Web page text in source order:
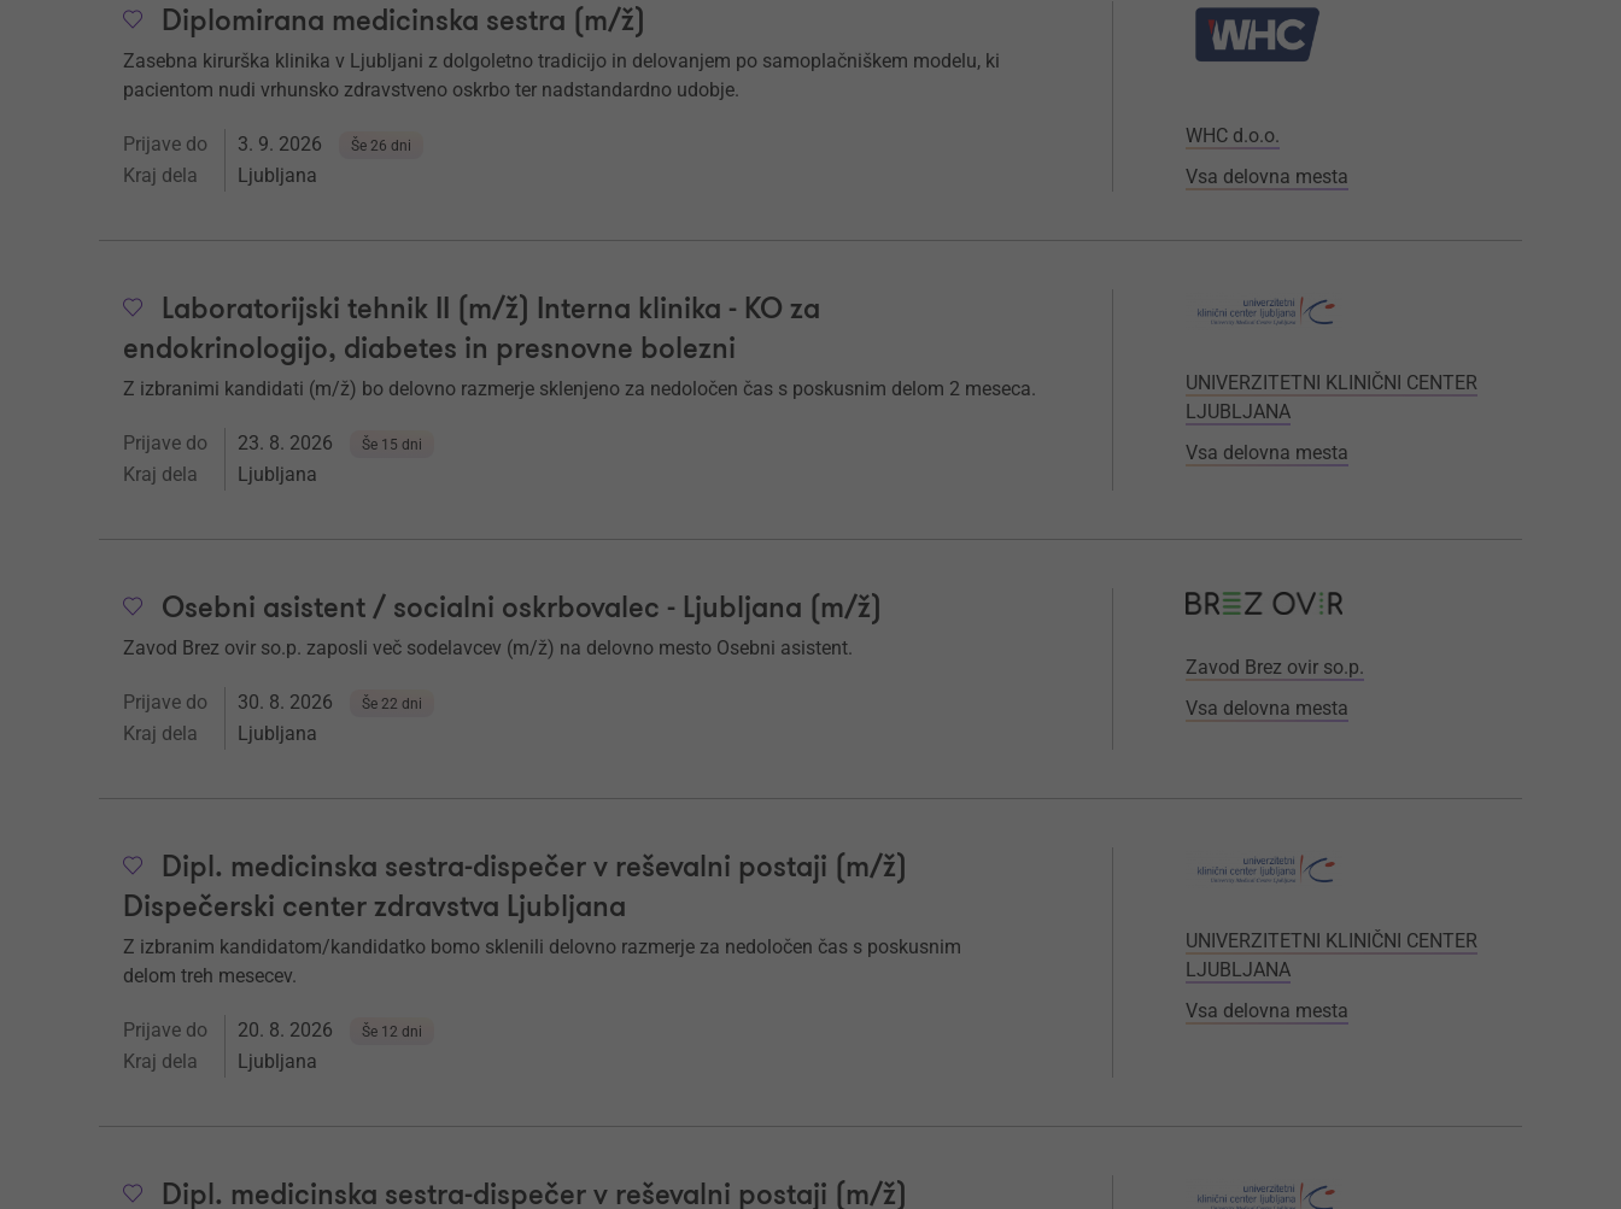
Diplomirana medicinska sestra (m/ž)
Zasebna kirurška klinika v Ljubljani z dolgoletno tradicijo in delovanjem po samoplačniškem modelu, ki
pacientom nudi vrhunsko zdravstveno oskrbo ter nadstandardno udobje.
Prijave do 3. 9. 2026 Še 26 dni
Kraj dela Ljubljana
WHC d.o.o.
Vsa delovna mesta
Laboratorijski tehnik II (m/ž) Interna klinika - KO za
endokrinologijo, diabetes in presnovne bolezni
Z izbranimi kandidati (m/ž) bo delovno razmerje sklenjeno za nedoločen čas s poskusnim delom 2 meseca.
Prijave do 23. 8. 2026 Še 15 dni
Kraj dela Ljubljana
UNIVERZITETNI KLINIČNI CENTER
LJUBLJANA
Vsa delovna mesta
Osebni asistent / socialni oskrbovalec - Ljubljana (m/ž)
Zavod Brez ovir so.p. zaposli več sodelavcev (m/ž) na delovno mesto Osebni asistent.
Prijave do 30. 8. 2026 Še 22 dni
Kraj dela Ljubljana
Zavod Brez ovir so.p.
Vsa delovna mesta
Dipl. medicinska sestra-dispečer v reševalni postaji (m/ž)
Dispečerski center zdravstva Ljubljana
Z izbranim kandidatom/kandidatko bomo sklenili delovno razmerje za nedoločen čas s poskusnim
delom treh mesecev.
Prijave do 20. 8. 2026 Še 12 dni
Kraj dela Ljubljana
UNIVERZITETNI KLINIČNI CENTER
LJUBLJANA
Vsa delovna mesta
Dipl. medicinska sestra-dispečer v reševalni postaji (m/ž)